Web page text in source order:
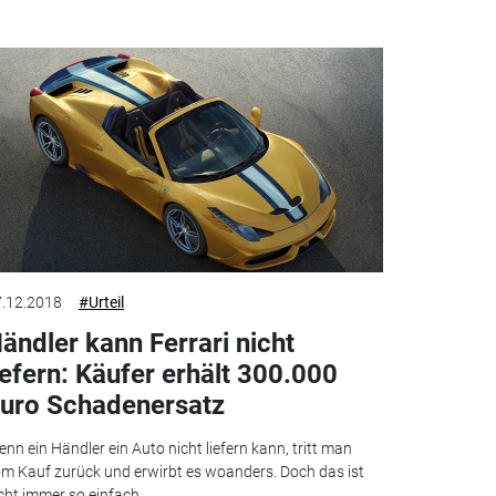
#Urteil
kann Ferrari nicht
Käufer erhält 300.000
Schadenersatz
ein Händler ein Auto nicht liefern kann, tritt man
Kauf zurück und erwirbt es woanders. Doch das ist